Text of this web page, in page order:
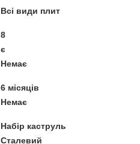
Всі види плит
8
є
Немає
6 місяців
Немає
Набір каструль
Сталевий